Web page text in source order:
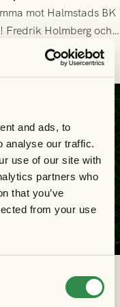
and ads, to
analyse our traffic.
use of our site with
partners who
that you’ve
from your use
mot Halmstads BK
Fredrik Holmberg och
matchen:
BK 26/7